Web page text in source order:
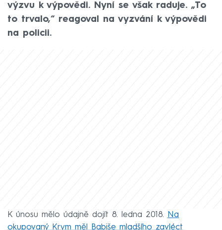
výzvu k výpovědi. Nyní se však raduje. „To
to trvalo,“ reagoval na vyzvání k výpovědi
na policii.
K únosu mělo údajně dojít 8. ledna 2018. Na
okupovaný Krym měl Babiše mladšího zavléct